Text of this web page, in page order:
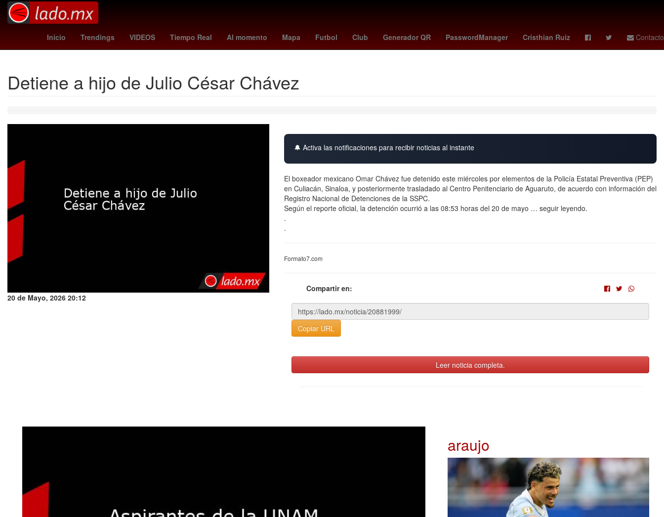
Inicio Trendings VIDEOS Tiempo Real Al momento Mapa Futbol Club Generador QR PasswordManager Cristhian Ruiz Contacto
combustible liga mx posiciones Luis Cárdenas santos Sydney Sweeney platense vs talleres real betis Chicago Fire Club Universidad Nacional Vinícius Júnior
Detiene a hijo de Julio César Chávez
20 de Mayo, 2026 20:12
🔔 Activa las notificaciones para recibir noticias al instante
El boxeador mexicano Omar Chávez fue detenido este miércoles por elementos de la Policía Estatal Preventiva (PEP)
en Culiacán, Sinaloa, y posteriormente trasladado al Centro Penitenciario de Aguaruto, de acuerdo con información del
Registro Nacional de Detenciones de la SSPC.
Según el reporte oficial, la detención ocurrió a las 08:53 horas del 20 de mayo … seguir leyendo.
.
.
Formato7.com
Compartir en:
Copiar URL
Leer noticia completa.
araujo